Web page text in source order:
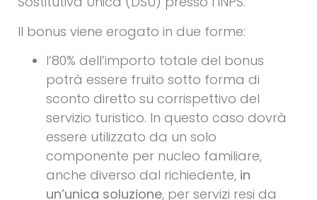
Il bonus viene erogato in due forme:
l’80% dell’importo totale del bonus
potrà essere fruito sotto forma di
sconto diretto su corrispettivo del
servizio turistico. In questo caso dovrà
essere utilizzato da un solo
componente per nucleo familiare,
anche diverso dal richiedente, in
un’unica soluzione, per servizi resi da